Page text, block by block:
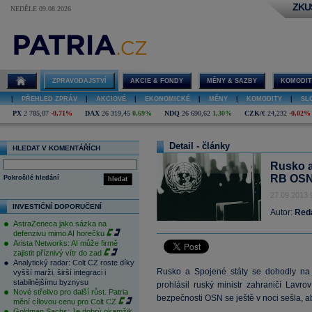
NEDĚLE 09.08.2026
ZPRAVODAJSTVÍ AKCIE & FONDY MĚNY & SAZBY
PŘEHLED ZPRÁV AKCIOVÉ EKONOMICKÉ MĚNY KOMODITY
PX 2 785,07 -0,71% DAX 26 319,45 0,69% NDQ 26 690,62 1,30% CZK/€ 24,232 -0,02%
HLEDAT V KOMENTÁŘÍCH
hledat
Pokročilé hledání
INVESTIČNÍ DOPORUČENÍ
AstraZeneca jako sázka na
defenzivu mimo AI horečku
Arista Networks: AI může firmě
zajistit příznivý vítr do zad
Analytický radar: Colt CZ roste díky
vyšší marži, širší integraci i
stabilnějšímu byznysu
Nové střelivo pro další růst. Patria
mění cílovou cenu pro Colt CZ
Detail - články
Rusko
RB
27.09.2013
Autor:
Rusko a Spojené státy se dohodly
prohlásil ruský ministr zahraničí
bezpečnosti OSN se ještě v noci sešla,